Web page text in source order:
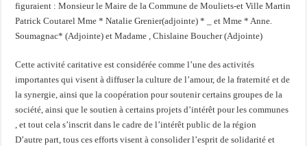
figuraient : Monsieur le Maire de la Commune de Mouliets-et Ville Martin
Patrick Coutarel Mme * Natalie Grenier(adjointe) * _ et Mme * Anne.
Soumagnac* (Adjointe) et Madame , Chislaine Boucher (Adjointe)
Cette activité caritative est considérée comme l’une des activités
importantes qui visent à diffuser la culture de l’amour, de la fraternité et de
la synergie, ainsi que la coopération pour soutenir certains groupes de la
société, ainsi que le soutien à certains projets d’intérêt pour les communes
, et tout cela s’inscrit dans le cadre de l’intérêt public de la région
D’autre part, tous ces efforts visent à consolider l’esprit de solidarité et